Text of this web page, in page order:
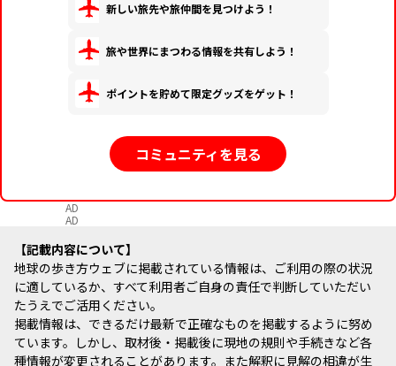
新しい旅先や旅仲間を見つけよう！
旅や世界にまつわる情報を共有しよう！
ポイントを貯めて限定グッズをゲット！
コミュニティを見る
AD
AD
記載内容について
地球の歩き方ウェブに掲載されている情報は、ご利用の際の状況
に適しているか、すべて利用者ご自身の責任で判断していただい
たうえでご活用ください。
掲載情報は、できるだけ最新で正確なものを掲載するように努め
ています。しかし、取材後・掲載後に現地の規則や手続きなど各
種情報が変更されることがあります。また解釈に見解の相違が生